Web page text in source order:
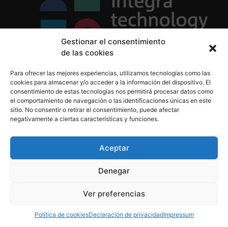
Gestionar el consentimiento
de las cookies
Para ofrecer las mejores experiencias, utilizamos tecnologías como las
cookies para almacenar y/o acceder a la información del dispositivo. El
consentimiento de estas tecnologías nos permitirá procesar datos como
el comportamiento de navegación o las identificaciones únicas en este
sitio. No consentir o retirar el consentimiento, puede afectar
negativamente a ciertas características y funciones.
Aceptar
Denegar
Ver preferencias
Política de cookiesDeclaración de privacidadImpressum
Política de Cookies
Aviso Legal
910 607 564
derechos reservados